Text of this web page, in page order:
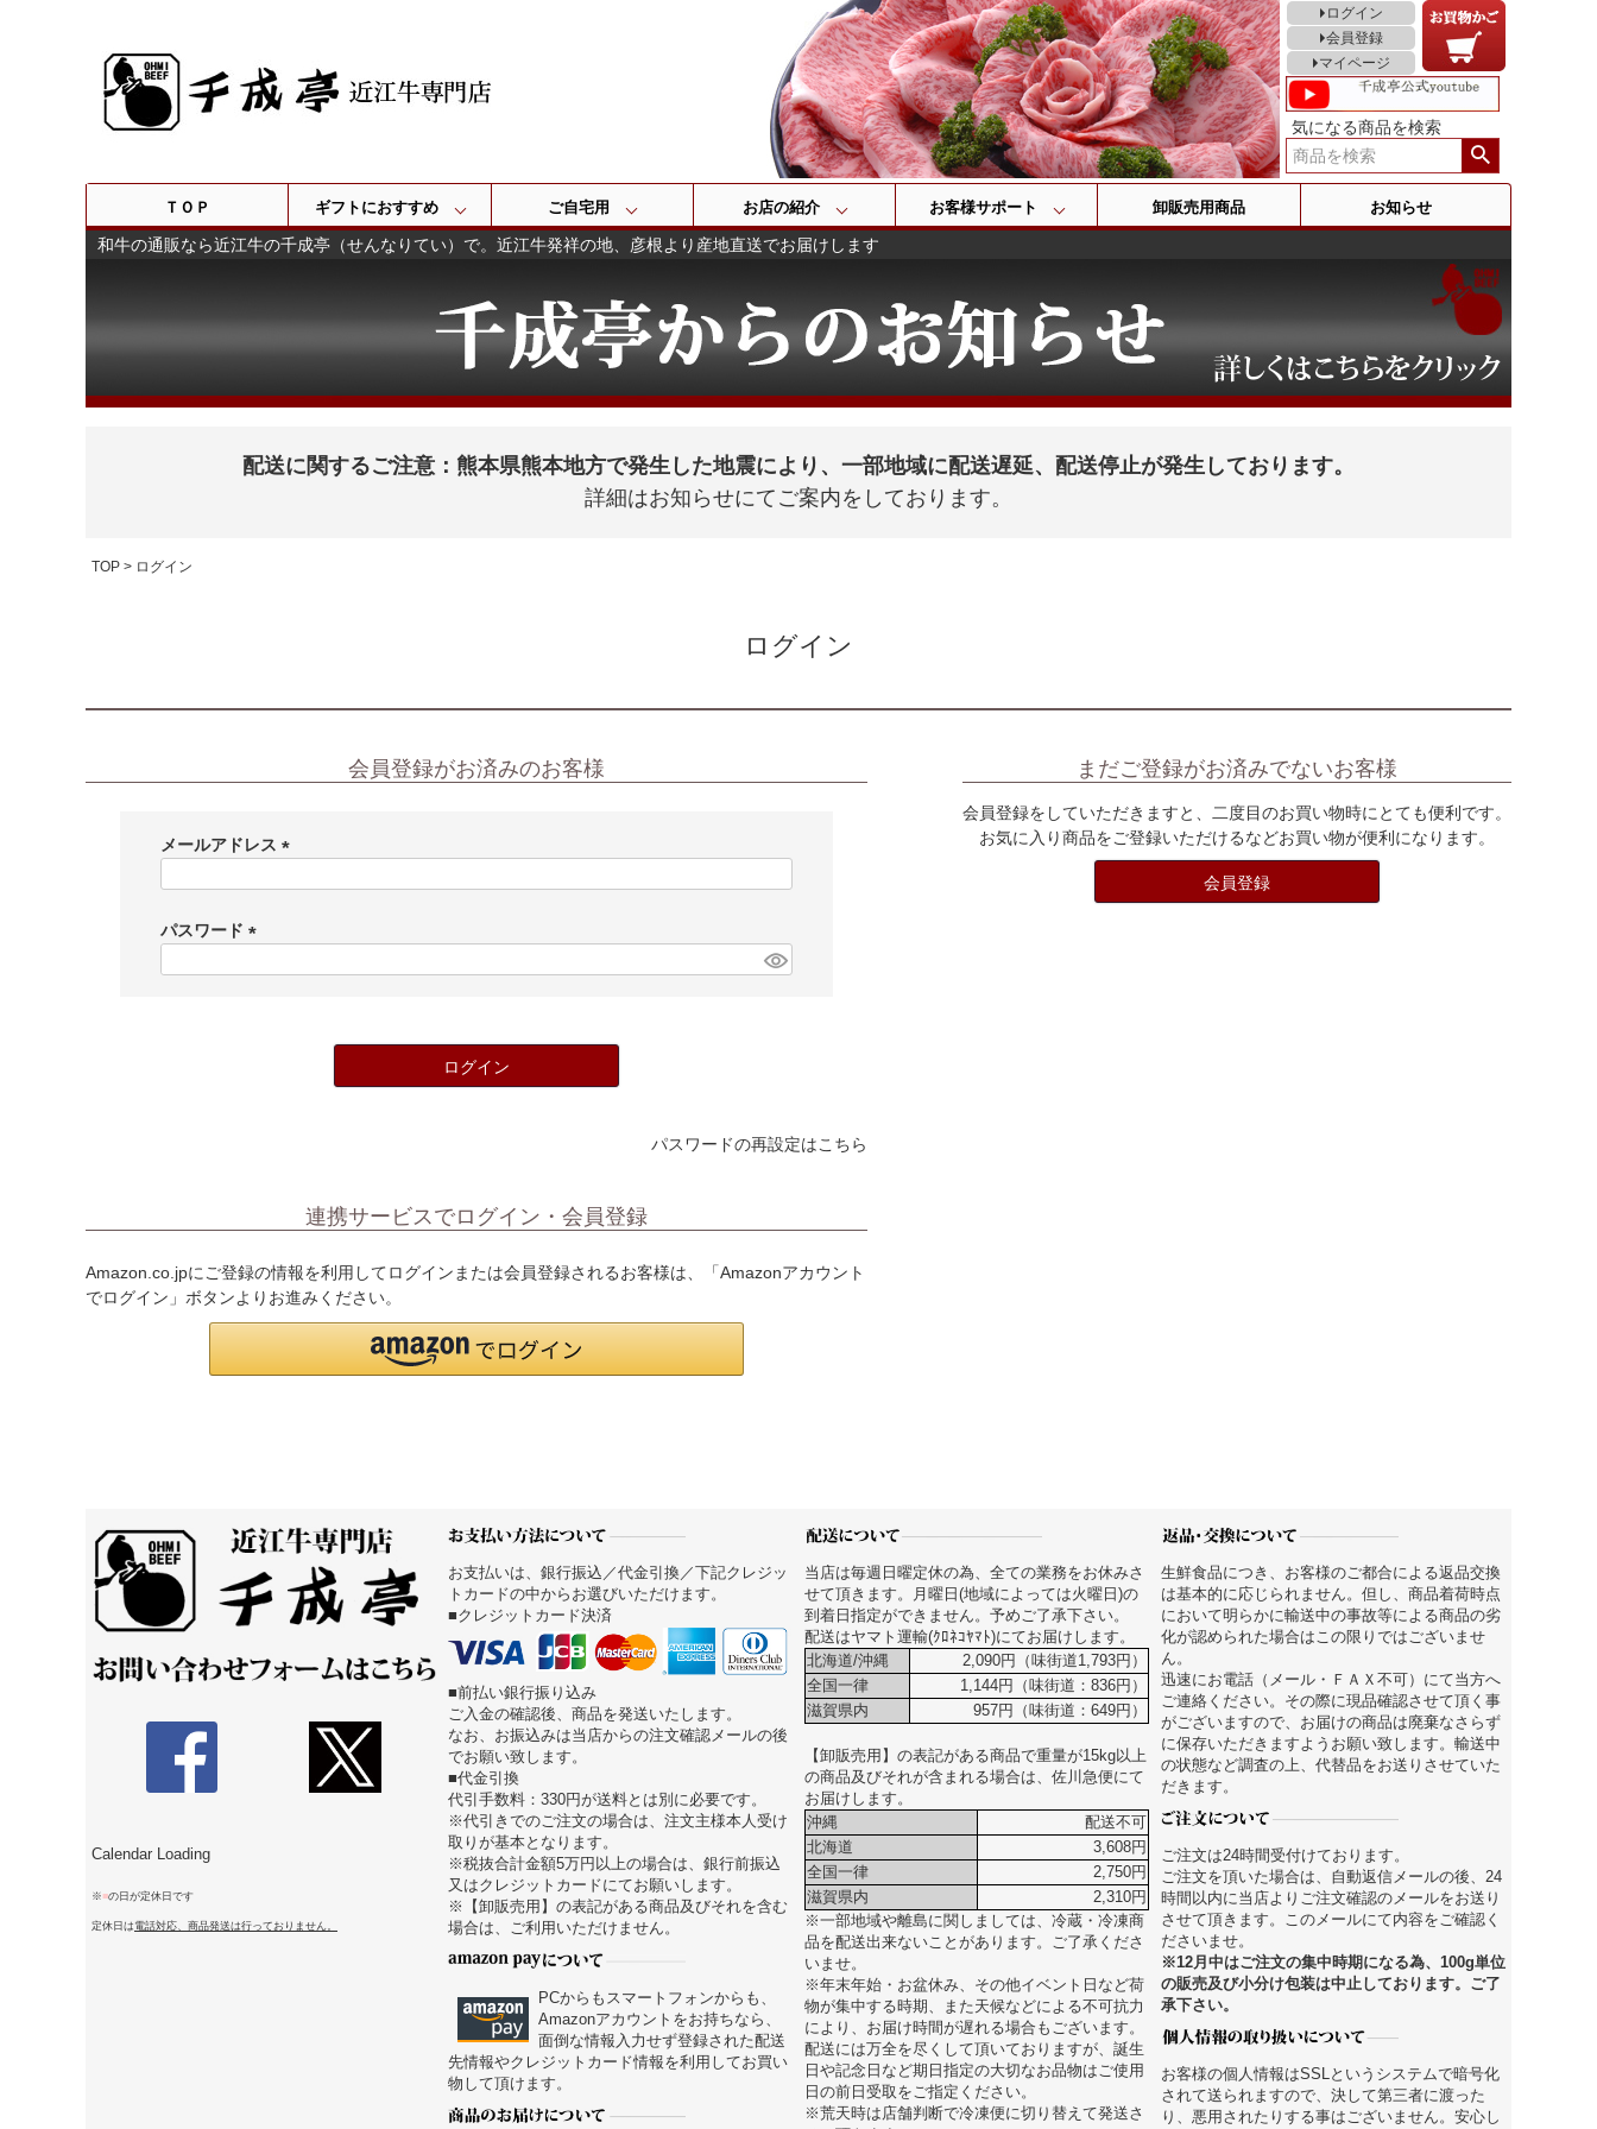
ログイン
会員登録
マイページ
気になる商品を検索
検索
ＴＯＰ ギフトにおすすめ ご自宅用 お店の紹介 お客様サポート 卸販売用商品 お知らせ
和牛の通販なら近江牛の千成亭（せんなりてい）で。近江牛発祥の地、彦根より産地直送でお届けします
配送に関するご注意：熊本県熊本地方で発生した地震により、一部地域に配送遅延、配送停止が発生しております。
詳細はお知らせにてご案内をしております。
TOP ログイン
ログイン
会員登録がお済みのお客様
メールアドレス
)
パスワード
ログイン
パスワードの再設定はこちら
連携サービスでログイン・会員登録
Amazon.co.jpにご登録の情報を利用してログインまたは会員登録されるお客様は、「Amazonアカウント
でログイン」ボタンよりお進みください。
まだご登録がお済みでないお客様
会員登録をしていただきますと、二度目のお買い物時にとても便利です。
お気に入り商品をご登録いただけるなどお買い物が便利になります。
会員登録
Calendar Loading
※ ■の日が定休日です
定休日は 電話対応、商品発送は行っておりません。
お支払いは、銀行振込／代金引換／下記クレジッ
トカードの中からお選びいただけます。
■クレジットカード決済
■前払い銀行振り込み
ご入金の確認後、商品を発送いたします。
なお、お振込みは当店からの注文確認メールの後
でお願い致します。
■代金引換
代引手数料：330円が送料とは別に必要です。
※代引きでのご注文の場合は、注文主様本人受け
取りが基本となります。
※税抜合計金額5万円以上の場合は、銀行前振込
又はクレジットカードにてお願いします。
※【卸販売用】の表記がある商品及びそれを含む
場合は、ご利用いただけません。
PCからもスマートフォンからも、
Amazonアカウントをお持ちなら、
面倒な情報入力せず登録された配送
先情報やクレジットカード情報を利用してお買い
物して頂けます。
当店は毎週日曜定休の為、全ての業務をお休みさ
せて頂きます。月曜日(地域によっては火曜日)の
到着日指定ができません。予めご了承下さい。
配送はヤマト運輸(ｸﾛﾈｺﾔﾏﾄ)にてお届けします。
北海道/沖縄
2,090円（味街道1,793円）
全国一律
1,144円（味街道：836円）
滋賀県内
957円（味街道：649円）
【卸販売用】の表記がある商品で重量が15kg以上
の商品及びそれが含まれる場合は、佐川急便にて
お届けします。
沖縄
配送不可
北海道
3,608円
全国一律
2,750円
滋賀県内
2,310円
※一部地域や離島に関しましては、冷蔵・冷凍商
品を配送出来ないことがあります。ご了承くださ
いませ。
※年末年始・お盆休み、その他イベント日など荷
物が集中する時期、また天候などによる不可抗力
により、お届け時間が遅れる場合もございます。
配送には万全を尽くして頂いておりますが、誕生
日や記念日など期日指定の大切なお品物はご使用
日の前日受取をご指定ください。
※荒天時は店舗判断で冷凍便に切り替えて発送さ
生鮮食品につき、お客様のご都合による返品交換
は基本的に応じられません。但し、商品着荷時点
において明らかに輸送中の事故等による商品の劣
化が認められた場合はこの限りではございませ
ん。
迅速にお電話（メール・ＦＡＸ不可）にて当方へ
ご連絡ください。その際に現品確認させて頂く事
がございますので、お届けの商品は廃棄なさらず
に保存いただきますようお願い致します。輸送中
の状態など調査の上、代替品をお送りさせていた
だきます。
ご注文は24時間受付けております。
ご注文を頂いた場合は、自動返信メールの後、24
時間以内に当店よりご注文確認のメールをお送り
させて頂きます。このメールにて内容をご確認く
ださいませ。
※12月中はご注文の集中時期になる為、100g単位
の販売及び小分け包装は中止しております。ご了
承下さい。
お客様の個人情報はSSLというシステムで暗号化
されて送られますので、決して第三者に渡った
り、悪用されたりする事はございません。安心し